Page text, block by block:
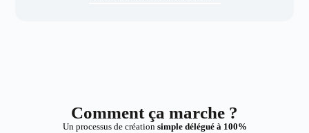
Comment ça marche ?
Un processus de création simple délégué à 100%